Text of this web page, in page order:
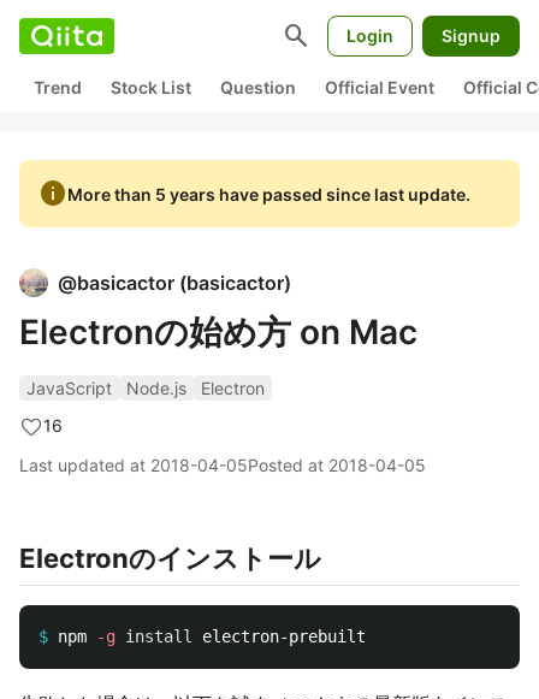
search Login Signup
Trend Stock List Question Official Event Official
infoMore than 5 years have passed since last update.
@basicactor (basicactor)
Electronの始め方 on Mac
JavaScript Node.js
Electron
16
Last updated at 2018-04-05Posted at 2018-04-05
Electronのインストール
$ npm -g install